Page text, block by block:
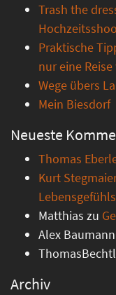
Trash the
Praktische
nur eine
Wege übers
Mein Biesdorf
Neueste
Thomas
Kurt
Lebensgefühls
Matthias zu
Alex Baumann
Archiv